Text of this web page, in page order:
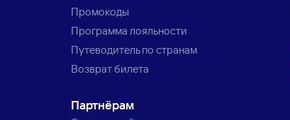
Промокоды
Программа лояльности
Путеводитель по странам
Возврат билета
Партнёрам